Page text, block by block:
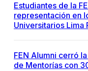
Estudiantes de la
representación en
Universitarios Lima
FEN Alumni cerró
de Mentorías con